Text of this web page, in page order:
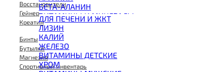
БЕТА-АЛАНИН
ВИТАМИНЫ И МИНЕРАЛЫ
ВОССТАНОВИТЕЛИ
ГЕЙНЕР
ГИАЛУРОНОВАЯ КИСЛОТА
ГЛЮТАМИН
ГУАРАНА
ДЛЯ ПЕЧЕНИ И ЖКТ
ЛИЗИН
КАЛИЙ
ЖЕЛЕЗО
ВИТАМИНЫ ДЕТСКИЕ
ХРОМ
Восстановители
Гейнер
Креатин
Бинты
Бутылки
Магнезия
Спортивный инвентарь